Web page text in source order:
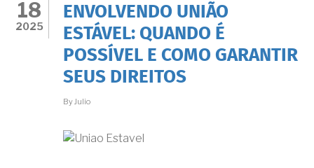
18
2025
ENVOLVENDO UNIÃO
ESTÁVEL: QUANDO É
POSSÍVEL E COMO GARANTIR
SEUS DIREITOS
By Julio